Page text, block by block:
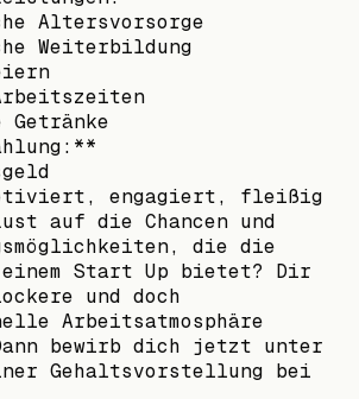
Altersvorsorge
Weiterbildung
Getränke
engagiert, fleißig
auf die Chancen und
die die
Start Up bietet? Dir
und doch
Arbeitsatmosphäre
bewirb dich jetzt unter
Gehaltsvorstellung bei